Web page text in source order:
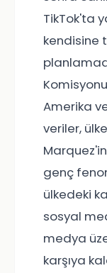
TikTok'ta
kendisine
Amerika
veriler,
genç
ülkedeki
sosyal
medya
karşıya